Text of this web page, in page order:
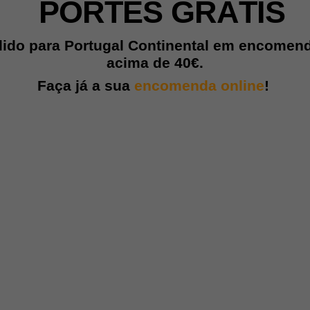
PORTES GRÁTIS
para Portugal Continental em
acima de 40€.
Faça já a sua encomenda online!